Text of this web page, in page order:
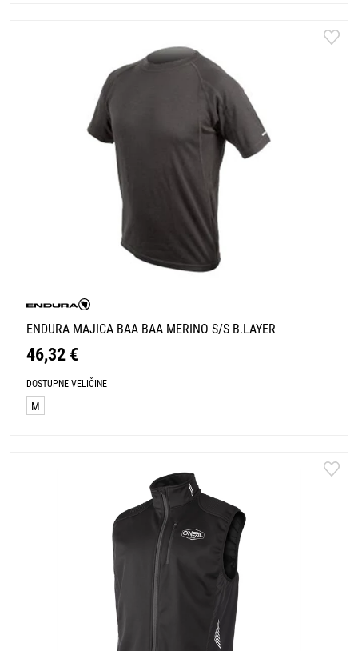
ENDURA MAJICA BAA BAA MERINO S/S B.LAYER
46,32 €
DOSTUPNE VELIČINE
M